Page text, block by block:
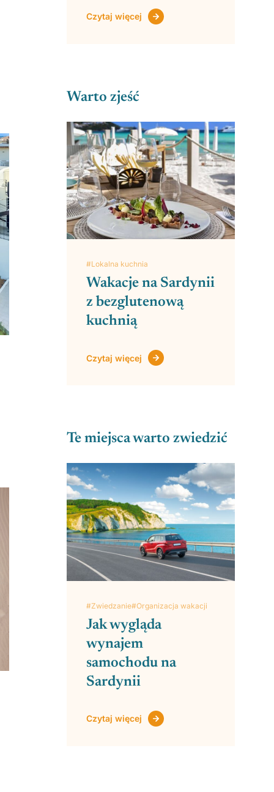
Czytaj więcej
Warto zjeść
#Lokalna kuchnia
Wakacje na Sardynii
z bezglutenową
kuchnią
Czytaj więcej
Te miejsca warto zwiedzić
#Zwiedzanie#Organizacja wakacji
Jak wygląda
wynajem
samochodu na
Sardynii
Czytaj więcej